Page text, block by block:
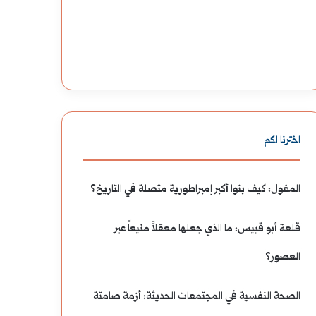
اخترنا لكم
المغول: كيف بنوا أكبر إمبراطورية متصلة في التاريخ؟
قلعة أبو قبيس: ما الذي جعلها معقلاً منيعاً عبر
العصور؟
الصحة النفسية في المجتمعات الحديثة: أزمة صامتة